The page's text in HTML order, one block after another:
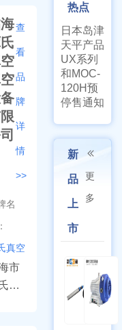
,进口
器、
、搅
混
培养
关产
一家
技仪
发、
体。
查
看
品
牌
详
情
>>
名
真空
市
创
热点
日本岛津
天平产品
UX系列
和MOC-
120H预
停售通知
新
品
上
市
更
多